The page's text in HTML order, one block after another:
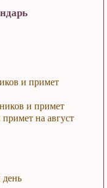
и примет
и примет
на август